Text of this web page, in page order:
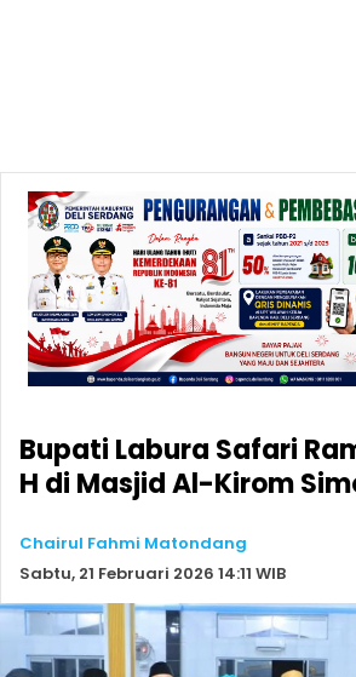
Bupati Labura Safari
H di Masjid Al-Kirom
Chairul Fahmi Matondang
Sabtu, 21 Februari 2026 14:11 WIB